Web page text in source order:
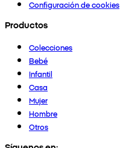
Configuración de cookies
Productos
Colecciones
Bebé
Infantil
Casa
Mujer
Hombre
Otros